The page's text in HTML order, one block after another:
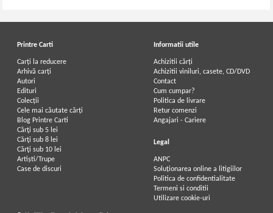
Printre Carti
Carți la reducere
Arhivă carți
Autori
Edituri
Colecții
Cele mai căutate cărți
Blog Printre Carti
Cărţi sub 5 lei
Cărţi sub 8 lei
Cărţi sub 10 lei
Artiști/Trupe
Case de discuri
Informatii utile
Achizitii cărți
Achizitii viniluri, casete, CD/DVD
Contact
Cum cumpar?
Politica de livrare
Retur comenzi
Angajari - Cariere
Legal
ANPC
Soluționarea online a litigiilor
Politica de confidentialitate
Termeni si conditii
Utilizare cookie-uri